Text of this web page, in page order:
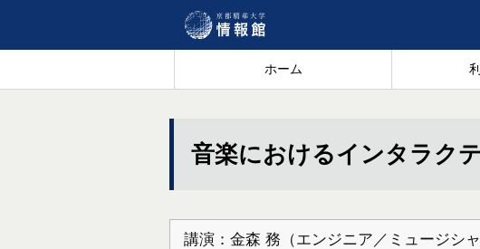
ホーム
音楽におけるインタラク
講演：金森 務（エンジニア／ミュージシャ